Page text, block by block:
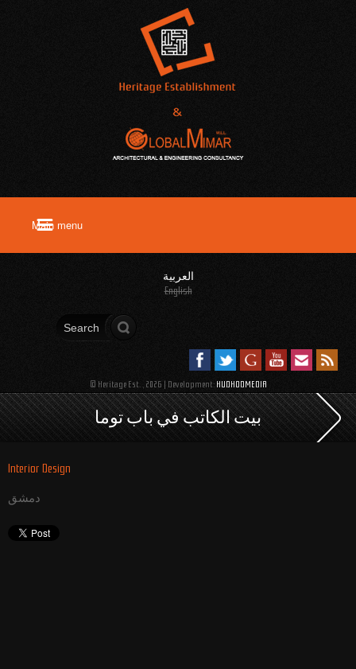
العربية
English
Search
© Heritage Est. , 2026 | Development: HUDHODMEDIA
بيت الكاتب في باب توما
Interior Design
دمشق